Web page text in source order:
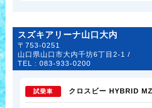
スズキアリーナ山口大内
〒753-0251
山口県山口市大内千坊6丁目2-1 /
TEL :083-933-0200
試乗車 クロスビー HYBRID MZ